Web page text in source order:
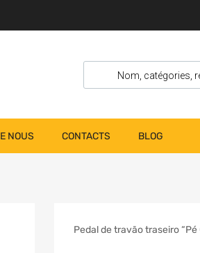
NOUS CONTACTS BLOG
Pedal de travão traseiro